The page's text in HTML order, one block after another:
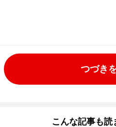
つづき
こんな記事も読